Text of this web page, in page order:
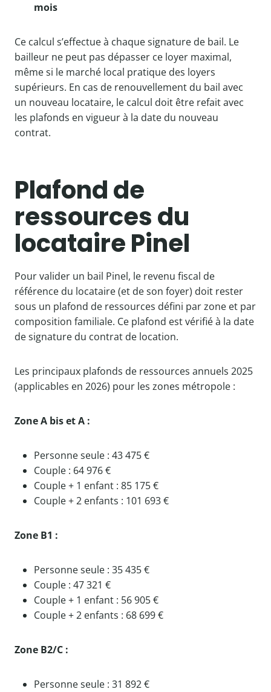
mois
Ce calcul s’effectue à chaque signature de bail. Le
bailleur ne peut pas dépasser ce loyer maximal,
même si le marché local pratique des loyers
supérieurs. En cas de renouvellement du bail avec
un nouveau locataire, le calcul doit être refait avec
les plafonds en vigueur à la date du nouveau
contrat.
Plafond de
ressources du
locataire Pinel
Pour valider un bail Pinel, le revenu fiscal de
référence du locataire (et de son foyer) doit rester
sous un plafond de ressources défini par zone et par
composition familiale. Ce plafond est vérifié à la date
de signature du contrat de location.
Les principaux plafonds de ressources annuels 2025
(applicables en 2026) pour les zones métropole :
Zone A bis et A :
Personne seule : 43 475 €
Couple : 64 976 €
Couple + 1 enfant : 85 175 €
Couple + 2 enfants : 101 693 €
Zone B1 :
Personne seule : 35 435 €
Couple : 47 321 €
Couple + 1 enfant : 56 905 €
Couple + 2 enfants : 68 699 €
Zone B2/C :
Personne seule : 31 892 €